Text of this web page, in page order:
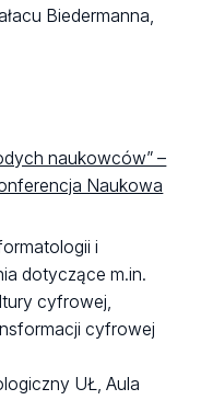
Biedermanna,
naukowców” –
Naukowa
i
dotyczące m.in.
cyfrowej,
cyfrowej
UŁ, Aula